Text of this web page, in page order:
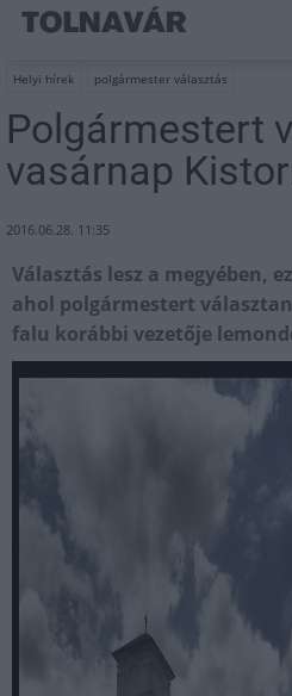
Helyi hírek polgármester választás
Polgármestert
vasárnap
2016.06.28. 11:35
Választás lesz a megyében,
ahol polgármestert
falu korábbi vezetője